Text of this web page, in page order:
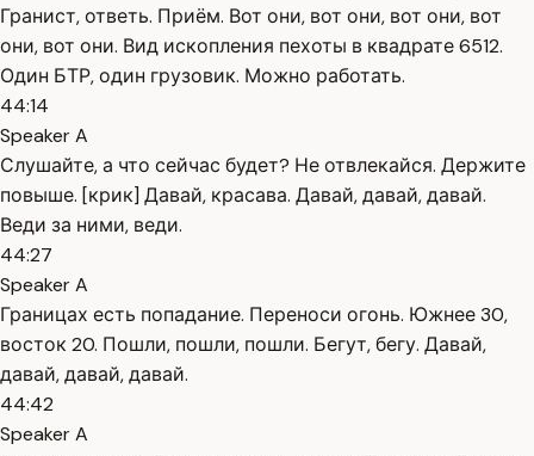
Гранист, ответь. Приём. Вот они, вот они, вот они, вот
они, вот они. Вид ископления пехоты в квадрате 6512.
Один БТР, один грузовик. Можно работать.
44:14
Speaker A
Слушайте, а что сейчас будет? Не отвлекайся. Держите
повыше. [крик] Давай, красава. Давай, давай, давай.
Веди за ними, веди.
44:27
Speaker A
Границах есть попадание. Переноси огонь. Южнее 30,
восток 20. Пошли, пошли, пошли. Бегут, бегу. Давай,
давай, давай, давай.
44:42
Speaker A